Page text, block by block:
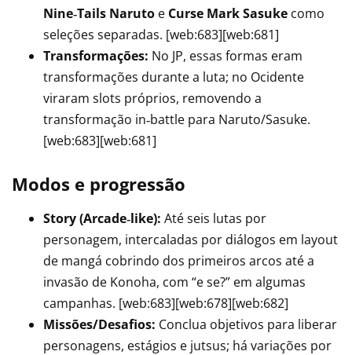
Nine‑Tails Naruto e Curse Mark Sasuke como
seleções separadas. [web:683][web:681]
Transformações: No JP, essas formas eram
transformações durante a luta; no Ocidente
viraram slots próprios, removendo a
transformação in‑battle para Naruto/Sasuke.
[web:683][web:681]
Modos e progressão
Story (Arcade‑like): Até seis lutas por
personagem, intercaladas por diálogos em layout
de mangá cobrindo dos primeiros arcos até a
invasão de Konoha, com “e se?” em algumas
campanhas. [web:683][web:678][web:682]
Missões/Desafios: Conclua objetivos para liberar
personagens, estágios e jutsus; há variações por